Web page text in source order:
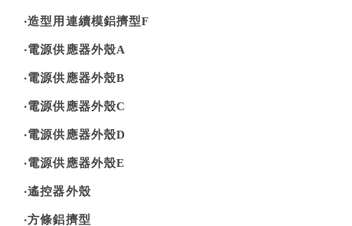
‧造型用連續模鋁擠型F
‧電源供應器外殼A
‧電源供應器外殼B
‧電源供應器外殼C
‧電源供應器外殼D
‧電源供應器外殼E
‧遙控器外殼
‧方條鋁擠型